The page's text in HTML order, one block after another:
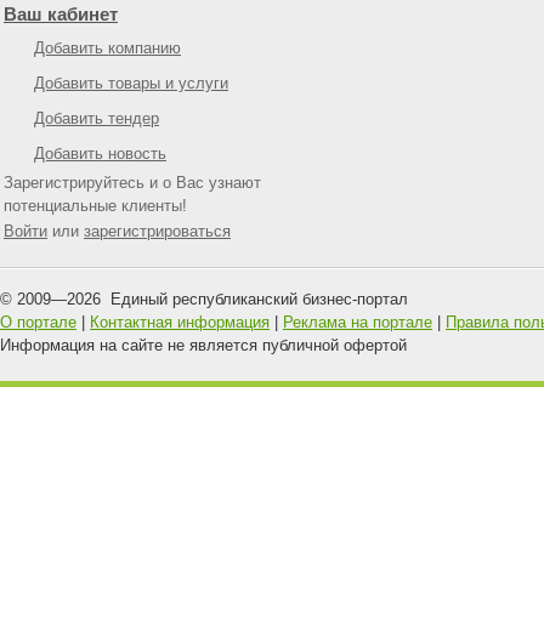
Ваш кабинет
Добавить компанию
Добавить товары и услуги
Добавить тендер
Добавить новость
Зарегистрируйтесь и о Вас узнают
потенциальные клиенты!
Войти или зарегистрироваться
© 2009—2026 Единый республиканский бизнес-портал
О портале
Контактная информация Реклама на портале
Правила
Информация на сайте не является публичной офертой